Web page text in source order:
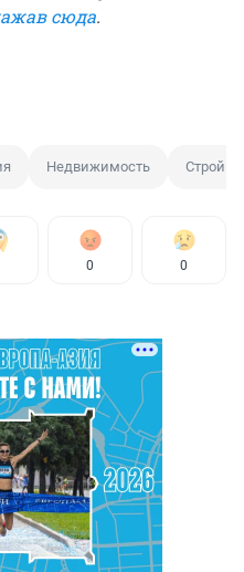
сюда.
Недвижимость Стройка
0 0